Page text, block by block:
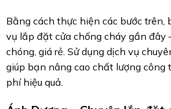
Bằng cách thực hiện các bước trên,
vụ lắp đặt cửa chống cháy gần đây
chóng, giá rẻ. Sử dụng dịch vụ
giúp bạn nâng cao chất lượng công
phí hiệu quả.